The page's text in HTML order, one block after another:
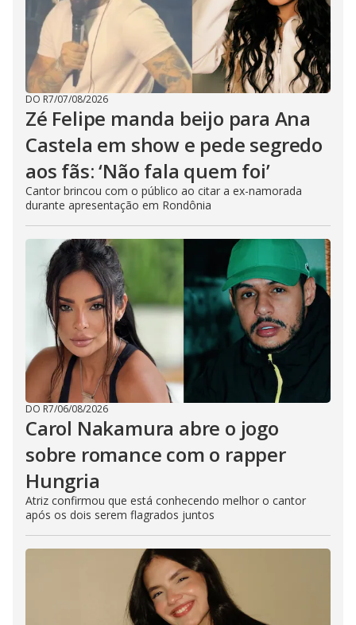
DO R7/07/08/2026
Zé Felipe manda beijo para Ana
Castela em show e pede segredo
aos fãs: ‘Não fala quem foi’
Cantor brincou com o público ao citar a ex-namorada
durante apresentação em Rondônia
DO R7/06/08/2026
Carol Nakamura abre o jogo
sobre romance com o rapper
Hungria
Atriz confirmou que está conhecendo melhor o cantor
após os dois serem flagrados juntos